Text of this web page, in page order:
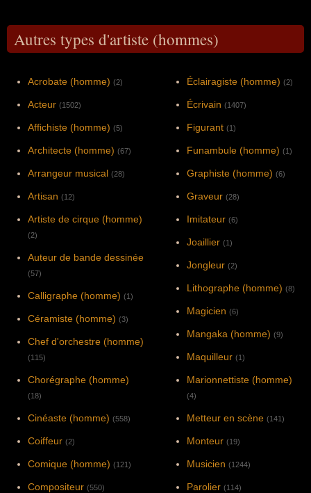
Autres types d'artiste (hommes)
Acrobate (homme) (2)
Acteur (1502)
Affichiste (homme) (5)
Architecte (homme) (67)
Arrangeur musical (28)
Artisan (12)
Artiste de cirque (homme)
(2)
Auteur de bande dessinée
(57)
Calligraphe (homme) (1)
Céramiste (homme) (3)
Chef d'orchestre (homme)
(115)
Chorégraphe (homme)
(18)
Cinéaste (homme) (558)
Coiffeur (2)
Comique (homme) (121)
Compositeur (550)
Éclairagiste (homme) (2)
Écrivain (1407)
Figurant (1)
Funambule (homme) (1)
Graphiste (homme) (6)
Graveur (28)
Imitateur (6)
Joaillier (1)
Jongleur (2)
Lithographe (homme) (8)
Magicien (6)
Mangaka (homme) (9)
Maquilleur (1)
Marionnettiste (homme)
(4)
Metteur en scène (141)
Monteur (19)
Musicien (1244)
Parolier (114)